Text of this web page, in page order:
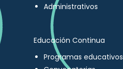
Administrativos
Educación Continua
Programas educativos